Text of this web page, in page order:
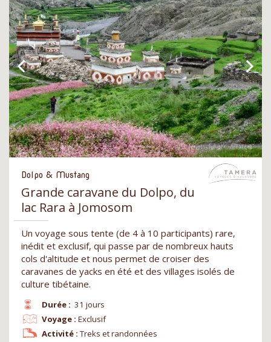
Dolpo & Mustang
Grande caravane du Dolpo, du
lac Rara à Jomosom
Un voyage sous tente (de 4 à 10 participants) rare,
inédit et exclusif, qui passe par de nombreux hauts
cols d'altitude et nous permet de croiser des
caravanes de yacks en été et des villages isolés de
culture tibétaine.
Durée : 31 jours
Voyage : Exclusif
Activité : Treks et randonnées